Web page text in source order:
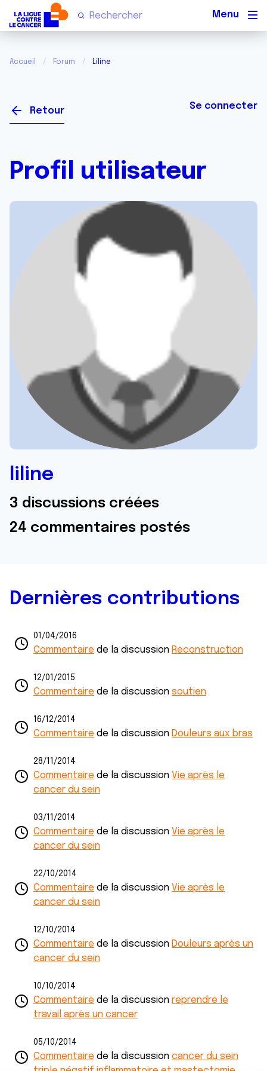
Accueil Forum Liline
Retour Se connecter
Profil utilisateur
liline
3 discussions créées
24 commentaires postés
Dernières contributions
01/04/2016
Commentaire de la discussion Reconstruction
12/01/2015
Commentaire de la discussion soutien
16/12/2014
Commentaire de la discussion Douleurs aux bras
28/11/2014
Commentaire de la discussion Vie après le
cancer du sein
03/11/2014
Commentaire de la discussion Vie après le
cancer du sein
22/10/2014
Commentaire de la discussion Vie après le
cancer du sein
12/10/2014
Commentaire de la discussion Douleurs après un
cancer du sein
10/10/2014
Commentaire de la discussion reprendre le
travail après un cancer
05/10/2014
Commentaire de la discussion cancer du sein